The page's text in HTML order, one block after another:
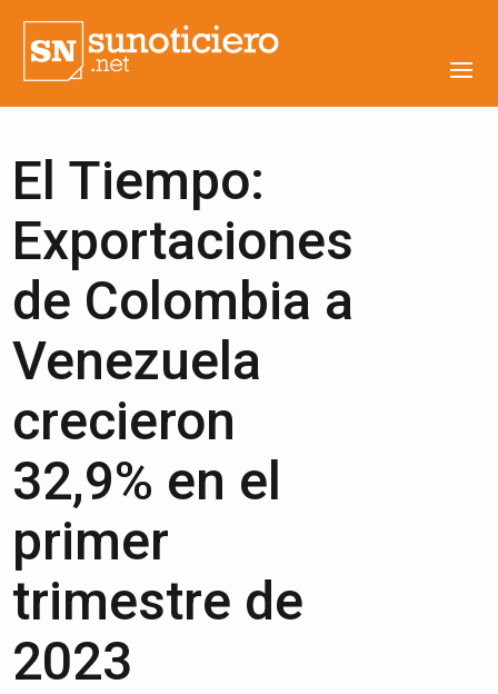
El Tiempo:
Exportaciones
de Colombia a
Venezuela
crecieron
32,9% en el
primer
trimestre de
2023